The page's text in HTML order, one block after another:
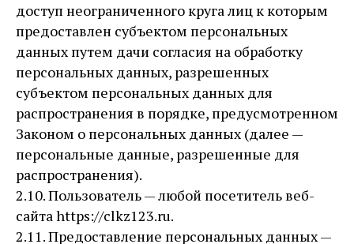
доступ неограниченного круга лиц к которым
предоставлен субъектом персональных
данных путем дачи согласия на обработку
персональных данных, разрешенных
субъектом персональных данных для
распространения в порядке, предусмотренном
Законом о персональных данных (далее —
персональные данные, разрешенные для
распространения).
2.10. Пользователь — любой посетитель веб-
сайта https://clkz123.ru.
2.11. Предоставление персональных данных —